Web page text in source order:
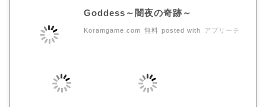
Goddess～闇夜の奇跡～
Koramgame.com 無料 posted with アプリーチ